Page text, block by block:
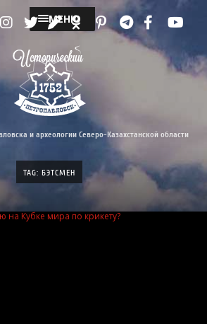
МЕНЮ
и археологии Северо-Казахстанской области
TAG: БЭТСМЕН